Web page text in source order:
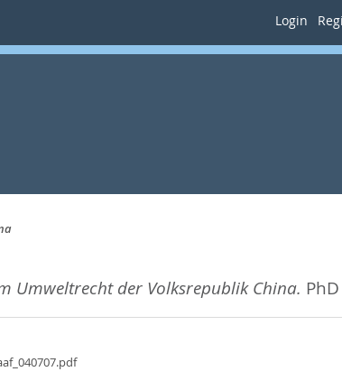
Login
Umweltrecht der Volksrepublik China.